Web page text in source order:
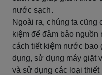
nước sạch.
Ngoài ra, chúng ta
kiệm để đảm bảo
cách tiết kiệm nước bao
dụng, sử dụng máy giặt
và sử dụng các loại